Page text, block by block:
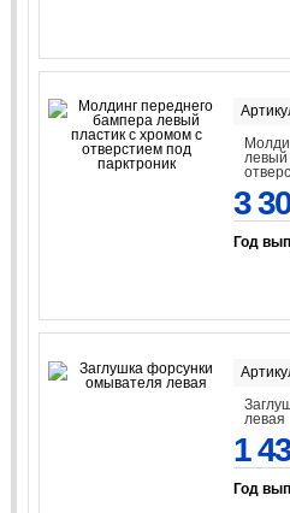
левый
3
Год
левая
1
Год